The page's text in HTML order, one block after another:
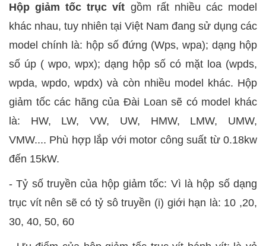
Hộp giảm tốc trục vít gồm rất nhiều các model
khác nhau, tuy nhiên tại Việt Nam đang sử dụng các
model chính là: hộp số đứng (Wps, wpa); dạng hộp
số úp ( wpo, wpx); dạng hộp số có mặt loa (wpds,
wpda, wpdo, wpdx) và còn nhiều model khác. Hộp
giảm tốc các hãng của Đài Loan sẽ có model khác
là: HW, LW, VW, UW, HMW, LMW, UMW,
VMW.... Phù hợp lắp với motor công suất từ 0.18kw
đến 15kW.
- Tỷ số truyền của hộp giảm tốc: Vì là hộp số dạng
trục vít nên sẽ có tỷ sô truyền (i) giới hạn là: 10 ,20,
30, 40, 50, 60